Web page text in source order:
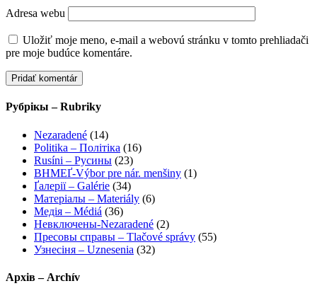
Adresa webu
Uložiť moje meno, e-mail a webovú stránku v tomto prehliadači
pre moje budúce komentáre.
Рубрікы – Rubriky
Nezaradené (14)
Politika – Політіка (16)
Rusíni – Русины (23)
ВНМЕҐ-Výbor pre nár. menšiny (1)
Ґалерії – Galérie (34)
Матеріалы – Materiály (6)
Медія – Médiá (36)
Невключены-Nezaradené (2)
Пресовы справы – Tlačové správy (55)
Узнесіня – Uznesenia (32)
Архів – Archív